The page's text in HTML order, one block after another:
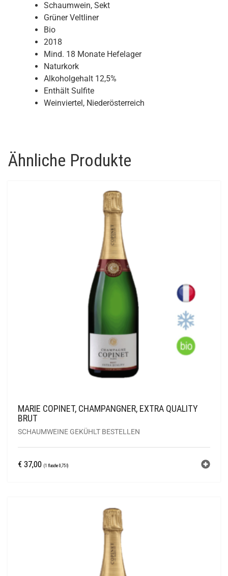
Schaumwein, Sekt
Grüner Veltliner
Bio
2018
Mind. 18 Monate Hefelager
Naturkork
Alkoholgehalt 12,5%
Enthält Sulfite
Weinviertel, Niederösterreich
Ähnliche Produkte
MARIE COPINET, CHAMPANGNER, EXTRA QUALITY
BRUT
SCHAUMWEINE GEKÜHLT BESTELLEN
€ 37,00 (1 flasche 0,75 l)